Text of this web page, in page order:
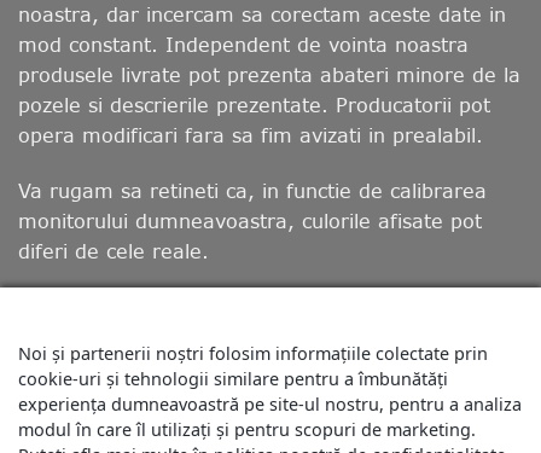
noastra, dar incercam sa corectam aceste date in
mod constant. Independent de vointa noastra
produsele livrate pot prezenta abateri minore de la
pozele si descrierile prezentate. Producatorii pot
opera modificari fara sa fim avizati in prealabil.
Va rugam sa retineti ca, in functie de calibrarea
monitorului dumneavoastra, culorile afisate pot
diferi de cele reale.
DESPRE NOI BLOG LIVRARE
MODALITATI DE PLATA
RETUR
POLITICA DE UTILIZARE COOKIE-URI
POLITICĂ DE CONFIDENȚIALITATE
TERMENII ȘI CONDIȚIILE
REGULAMENTE CONCURSURI
PROGRAM FIDELIZARE SI PUNCTE BONUS
ANPC ANSVSA
Noi și partenerii noștri folosim informațiile colectate prin
cookie-uri și tehnologii similare pentru a îmbunătăți
experiența dumneavoastră pe site-ul nostru, pentru a analiza
modul în care îl utilizați și pentru scopuri de marketing.